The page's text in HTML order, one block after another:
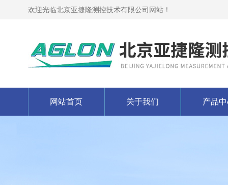
欢迎光临北京亚捷隆测控技术有限公司网站！
网站首页 关于我们 产品